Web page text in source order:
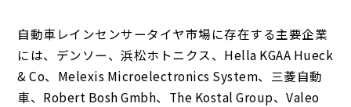
自動車レインセンサータイヤ市場に存在する主要企業
には、デンソー、浜松ホトニクス、Hella KGAA Hueck
& Co、Melexis Microelectronics System、三菱自動
車、Robert Bosh Gmbh、The Kostal Group、Valeo